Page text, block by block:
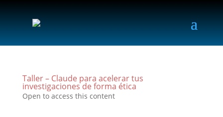
Taller – Claude para acelerar tus
investigaciones de forma ética
Open to access this content